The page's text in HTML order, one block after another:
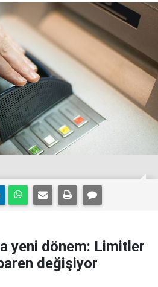
yeni dönem: Limitler
değişiyor